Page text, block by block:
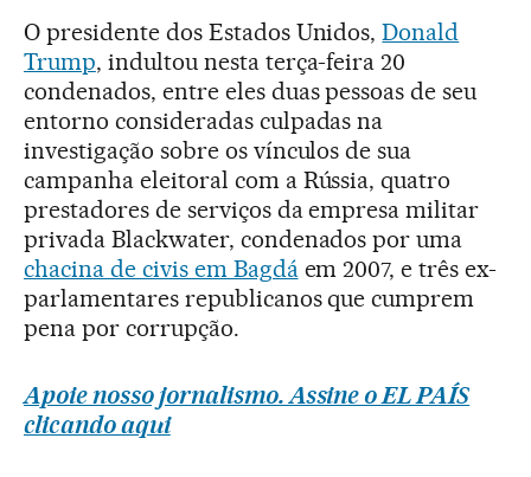
O presidente dos Estados Unidos,Donald
Trump, indultou nesta terça-feira 20
condenados, entre eles duas pessoas de seu
entorno consideradas culpadas na
investigação sobre os vínculos de sua
campanha eleitoral com a Rússia, quatro
prestadores de serviços da empresa militar
privada Blackwater, condenados por uma
chacina de civis em Bagdáem 2007, e três ex-
parlamentares republicanos que cumprem
pena por corrupção.
Apoie nosso jornalismo. Assine o EL PAÍS
clicando aqui